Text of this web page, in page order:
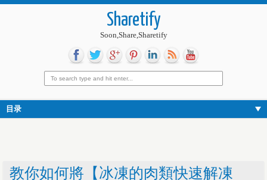
Sharetify
Soon,Share,Sharetify
目录
教你如何將【冰凍的肉類快速解凍